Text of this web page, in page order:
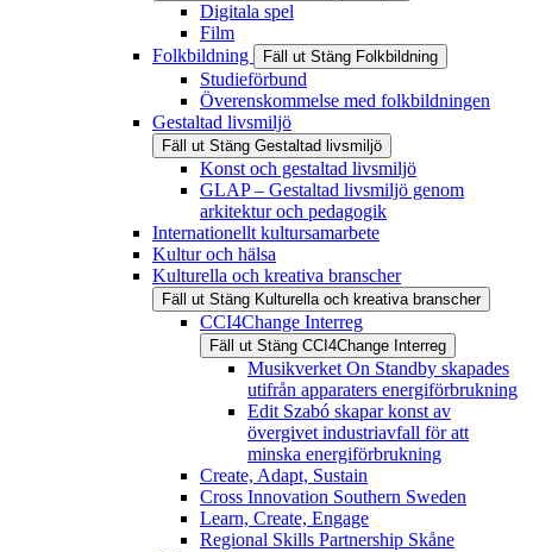
Digitala spel
Film
Folkbildning
Fäll ut Stäng Folkbildning
Studieförbund
Överenskommelse med folkbildningen
Gestaltad livsmiljö
Fäll ut Stäng Gestaltad livsmiljö
Konst och gestaltad livsmiljö
GLAP – Gestaltad livsmiljö genom
arkitektur och pedagogik
Internationellt kultursamarbete
Kultur och hälsa
Kulturella och kreativa branscher
Fäll ut Stäng Kulturella och kreativa branscher
CCI4Change Interreg
Fäll ut Stäng CCI4Change Interreg
Musikverket On Standby skapades
utifrån apparaters energiförbrukning
Edit Szabó skapar konst av
övergivet industriavfall för att
minska energiförbrukning
Create, Adapt, Sustain
Cross Innovation Southern Sweden
Learn, Create, Engage
Regional Skills Partnership Skåne